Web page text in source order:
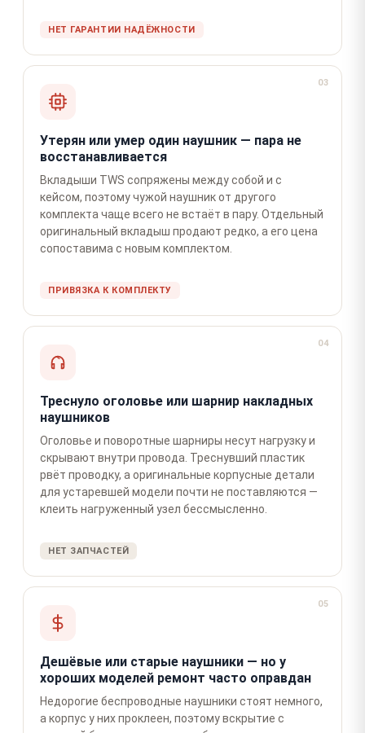
НЕТ ГАРАНТИИ НАДЁЖНОСТИ
03
Утерян или умер один наушник — пара не
восстанавливается
Вкладыши TWS сопряжены между собой и с
кейсом, поэтому чужой наушник от другого
комплекта чаще всего не встаёт в пару. Отдельный
оригинальный вкладыш продают редко, а его цена
сопоставима с новым комплектом.
ПРИВЯЗКА К КОМПЛЕКТУ
04
Треснуло оголовье или шарнир накладных
наушников
Оголовье и поворотные шарниры несут нагрузку и
скрывают внутри провода. Треснувший пластик
рвёт проводку, а оригинальные корпусные детали
для устаревшей модели почти не поставляются —
клеить нагруженный узел бессмысленно.
НЕТ ЗАПЧАСТЕЙ
05
Дешёвые или старые наушники — но у
хороших моделей ремонт часто оправдан
Недорогие беспроводные наушники стоят немного,
а корпус у них проклеен, поэтому вскрытие с